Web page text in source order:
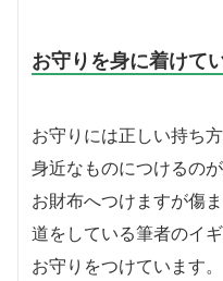
お守りを身に着けて
お守りには正しい持ち
身近なものにつけるの
お財布へつけますが傷
道をしている筆者のイ
お守りをつけています。